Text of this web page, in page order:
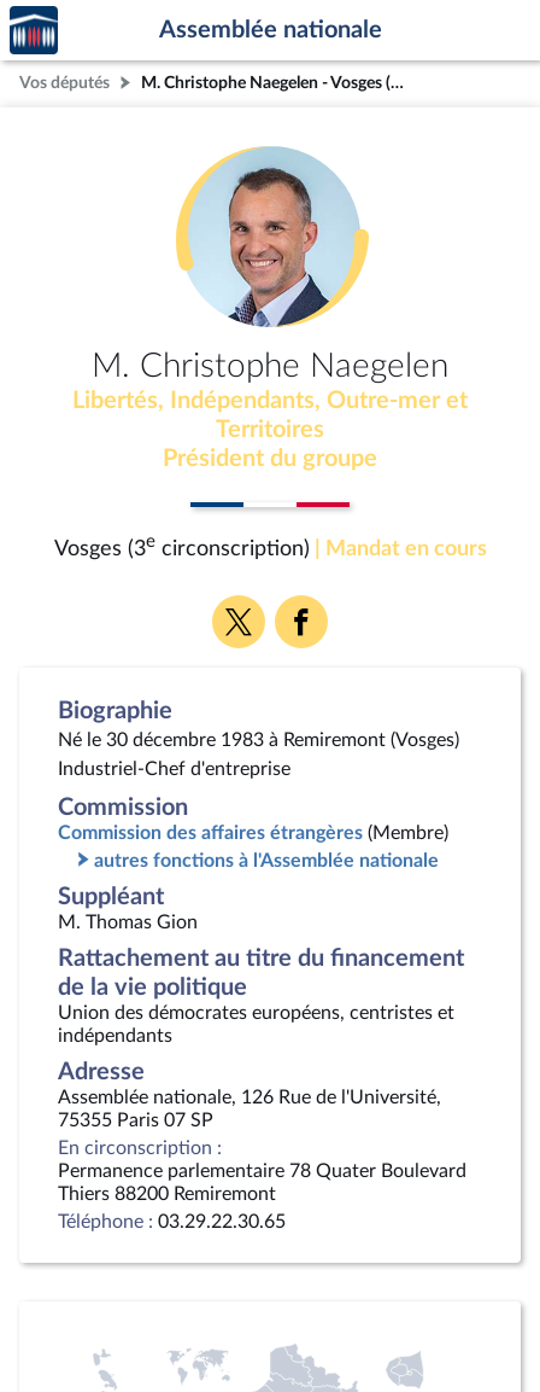
Aller au contenu
Aller en bas de la page
Accèder
à la
page
d'accueil
Assemblée nationale
Vos députés M. Christophe Naegelen - Vosges (3e circonscription)
M. Christophe Naegelen
Libertés, Indépendants, Outre-mer et
Territoires
Président du groupe
Vosges (3ecirconscription) | Mandat en cours
Voir
la
Voir
la
Biographie
Né le 30 décembre 1983 à Remiremont (Vosges)
Industriel-Chef d'entreprise
Commission
Commission des affaires étrangères (Membre)
autres fonctions à l'Assemblée nationale
Suppléant
M. Thomas Gion
Rattachement au titre du financement
de la vie politique
Union des démocrates européens, centristes et
indépendants
Adresse
Assemblée nationale, 126 Rue de l'Université,
75355 Paris 07 SP
En circonscription :
Permanence parlementaire 78 Quater Boulevard
Thiers 88200 Remiremont
Téléphone : 03.29.22.30.65